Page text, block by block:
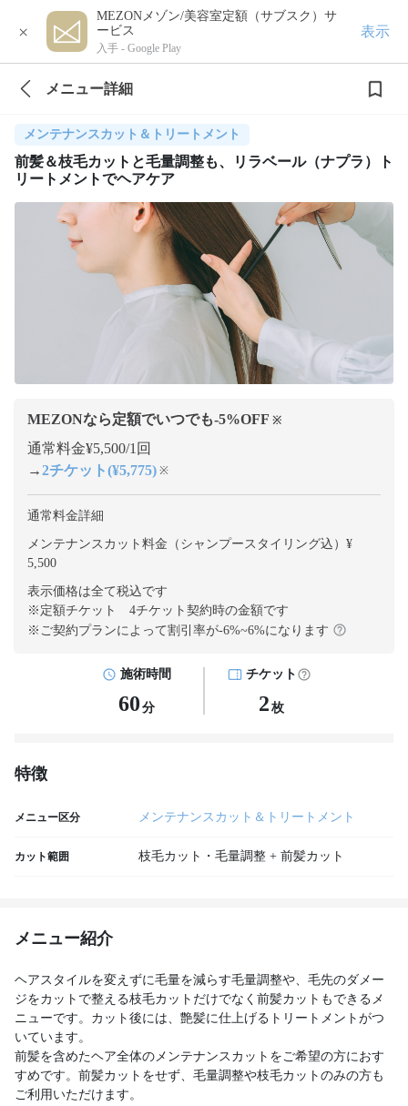
×
MEZONメゾン/美容室定額（サブスク）サ
ービス
入手 - Google Play
表示
メニュー詳細
メンテナンスカット＆トリートメント
前髪＆枝毛カットと毛量調整も、リラベール（ナプラ）ト
リートメントでヘアケア
MEZONなら定額でいつでも-5%OFF ※
通常料金¥5,500/1回
→2チケット(¥5,775) ※
通常料金詳細
メンテナンスカット料金（シャンプースタイリング込）¥
5,500
表示価格は全て税込です
※定額チケット 4チケット契約時の金額です
※ご契約プランによって割引率が-6%~6%になります
施術時間
60 分
チケット
2 枚
特徴
メニュー区分 メンテナンスカット＆トリートメント
カット範囲 枝毛カット・毛量調整 + 前髪カット
メニュー紹介
ヘアスタイルを変えずに毛量を減らす毛量調整や、毛先のダメー
ジをカットで整える枝毛カットだけでなく前髪カットもできるメ
ニューです。カット後には、艶髪に仕上げるトリートメントがつ
いています。
前髪を含めたヘア全体のメンテナンスカットをご希望の方におす
すめです。前髪カットをせず、毛量調整や枝毛カットのみの方も
ご利用いただけます。